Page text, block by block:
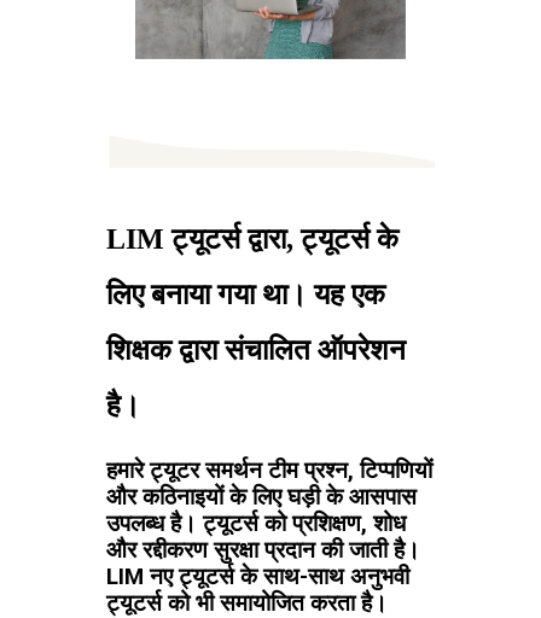
LIM ट्यूटर्स द्वारा, ट्यूटर्स के
लिए बनाया गया था। यह एक
शिक्षक द्वारा संचालित ऑपरेशन
है।
हमारे ट्यूटर समर्थन टीम प्रश्न, टिप्पणियों
और कठिनाइयों के लिए घड़ी के आसपास
उपलब्ध है। ट्यूटर्स को प्रशिक्षण, शोध
और रद्दीकरण सुरक्षा प्रदान की जाती है।
LIM नए ट्यूटर्स के साथ-साथ अनुभवी
ट्यूटर्स को भी समायोजित करता है।